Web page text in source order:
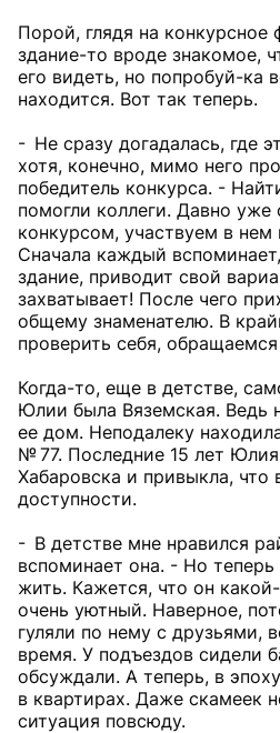
Порой, глядя на конкурсное
здание-то вроде знакомое,
его видеть, но попробуй-ка
находится. Вот так теперь.
- Не сразу догадалась, где
хотя, конечно, мимо него
победитель конкурса. -
помогли коллеги. Давно
конкурсом, участвуем в нем
Сначала каждый
здание, приводит свой
захватывает! После чего
общему знаменателю. В
проверить себя,
Когда-то, еще в детстве,
Юлии была Вяземская. Ведь
ее дом. Неподалеку
№ 77. Последние 15 лет
Хабаровска и привыкла, что
доступности.
- В детстве мне нравился
вспоминает она. - Но
жить. Кажется, что он
очень уютный. Наверное,
гуляли по нему с друзьями,
время. У подъездов сидели
обсуждали. А теперь, в
в квартирах. Даже скамеек
ситуация повсюду.